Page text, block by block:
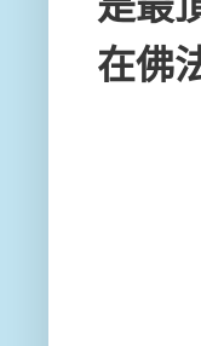
在佛